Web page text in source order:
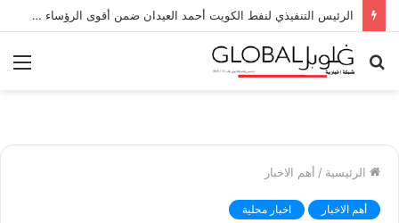
الرئيس التنفيذي لنفط الكويت أحمد العيدان ضمن أقوى الرؤساء التنفيذيين في الشرق الأوسط بقائمة «فوربس» 2026
بحث
الرئيسية / أهم الاخبار
أهم الاخبار اخبار محلية